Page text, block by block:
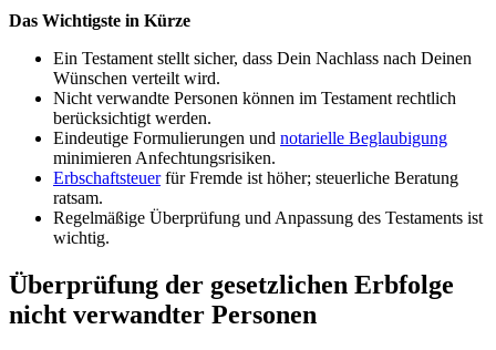
Das Wichtigste in Kürze
Ein Testament stellt sicher, dass Dein Nachlass nach Deinen
Wünschen verteilt wird.
Nicht verwandte Personen können im Testament rechtlich
berücksichtigt werden.
Eindeutige Formulierungen und notarielle Beglaubigung
minimieren Anfechtungsrisiken.
Erbschaftsteuerfür Fremde ist höher; steuerliche Beratung
ratsam.
Regelmäßige Überprüfung und Anpassung des Testaments ist
wichtig.
Überprüfung der gesetzlichen Erbfolge
nicht verwandter Personen